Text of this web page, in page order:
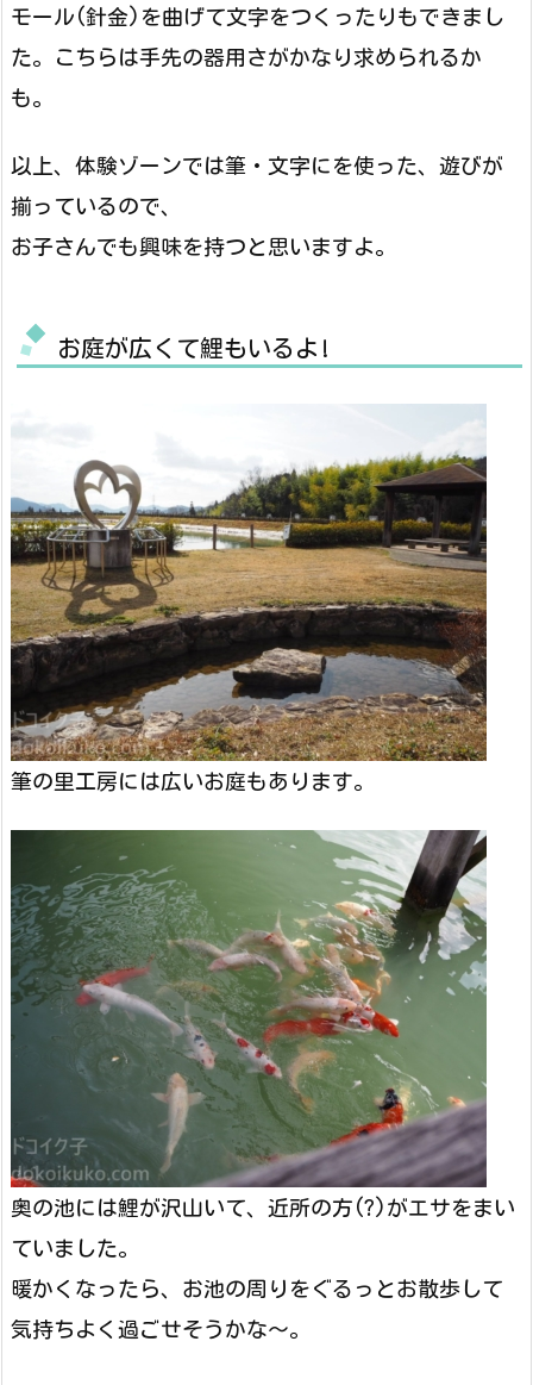
モール(針金)を曲げて文字をつくったりもできまし
た。こちらは手先の器用さがかなり求められるか
も。
以上、体験ゾーンでは筆・文字にを使った、遊びが
揃っているので、
お子さんでも興味を持つと思いますよ。
お庭が広くて鯉もいるよ!
筆の里工房には広いお庭もあります。
奥の池には鯉が沢山いて、近所の方(?)がエサをまい
ていました。
暖かくなったら、お池の周りをぐるっとお散歩して
気持ちよく過ごせそうかな～。